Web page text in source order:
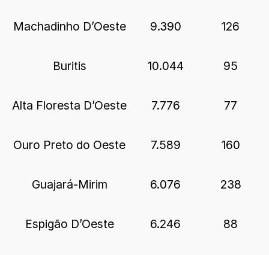
Machadinho D’Oeste 9.390 126
Buritis 10.044 95
Alta Floresta D’Oeste 7.776 77
Ouro Preto do Oeste 7.589 160
Guajará-Mirim 6.076 238
Espigão D’Oeste 6.246 88